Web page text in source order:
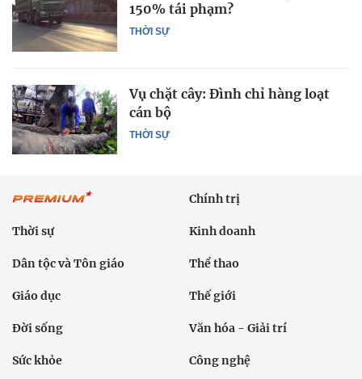
THỜI SỰ
150% tái phạm?
THỜI SỰ
Vụ chặt cây: Đình chỉ hàng loạt
cán bộ
Chính trị
Thời sự Kinh doanh
Dân tộc và Tôn giáo Thể thao
Giáo dục Thế giới
Đời sống Văn hóa - Giải trí
Sức khỏe Công nghệ